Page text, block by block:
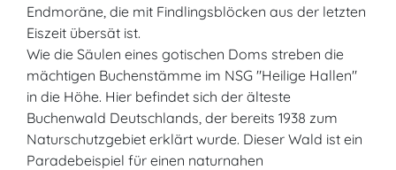
Endmoräne, die mit Findlingsblöcken aus der letzten
Eiszeit übersät ist.
Wie die Säulen eines gotischen Doms streben die
mächtigen Buchenstämme im NSG "Heilige Hallen"
in die Höhe. Hier befindet sich der älteste
Buchenwald Deutschlands, der bereits 1938 zum
Naturschutzgebiet erklärt wurde. Dieser Wald ist ein
Paradebeispiel für einen naturnahen